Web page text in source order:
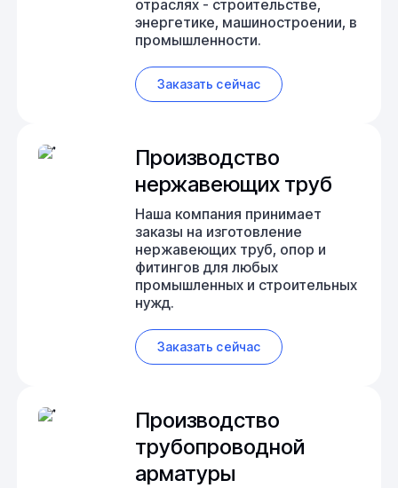
отраслях - строительстве,
энергетике, машиностроении, в
промышленности.
Заказать сейчас
Производство
нержавеющих труб
Наша компания принимает
заказы на изготовление
нержавеющих труб, опор и
фитингов для любых
промышленных и строительных
нужд.
Заказать сейчас
Производство
трубопроводной
арматуры